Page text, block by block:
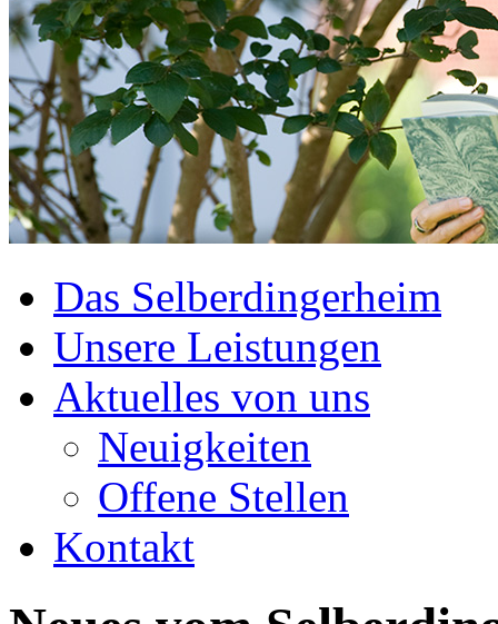
Das Selberdingerheim
Unsere Leistungen
Aktuelles von uns
Neuigkeiten
Offene Stellen
Kontakt